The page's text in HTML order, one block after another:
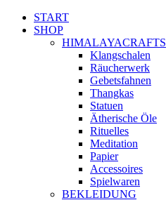
START
SHOP
HIMALAYACRAFTS
Klangschalen
Räucherwerk
Gebetsfahnen
Thangkas
Statuen
Ätherische Öle
Rituelles
Meditation
Papier
Accessoires
Spielwaren
BEKLEIDUNG